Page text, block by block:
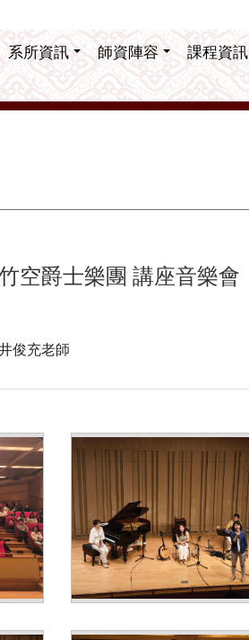
系所資訊 師資陣容 課程資訊
空爵士樂團 講座音樂會
俊充老師